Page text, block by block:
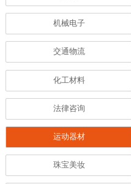
机械电子
交通物流
化工材料
法律咨询
运动器材
珠宝美妆